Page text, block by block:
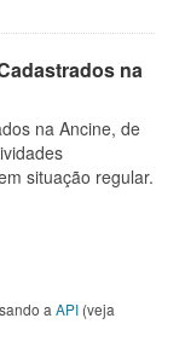
na
na Ancine, de
situação regular.
a API (veja